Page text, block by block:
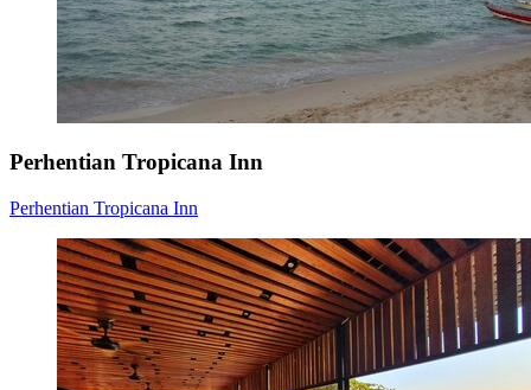
Perhentian Tropicana Inn
Perhentian Tropicana Inn